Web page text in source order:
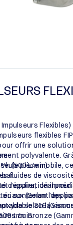
Impulseurs Flexibles)
flexibles
offrir une
polyvalente.
pièce mobile,
fluides de
régulier, idéal
ou contenant des
:
h (500 L/min).
bar.
d’aspiration
selon la
tr/min.
(Selon
316
ou Bronze